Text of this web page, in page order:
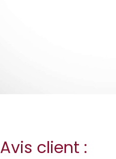
Avis client :